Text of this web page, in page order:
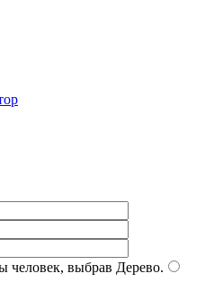
человек, выбрав Дерево.